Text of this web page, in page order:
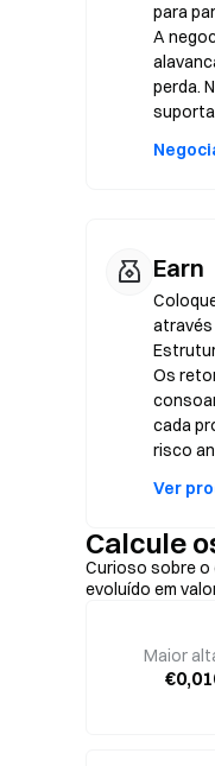
para
A
perda.
Earn
através
Os
cada
risco
Ver
Calcule
Curioso sobre o
evoluído em
Maior